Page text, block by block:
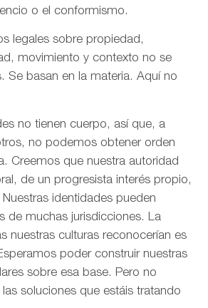
o el conformismo.
legales sobre propiedad,
movimiento y contexto no se
Se basan en la materia. Aquí no
no tienen cuerpo, así que, a
no podemos obtener orden
Creemos que nuestra autoridad
de un progresista interés propio,
identidades pueden
de muchas jurisdicciones. La
nuestras culturas reconocerían es
poder construir nuestras
sobre esa base. Pero no
soluciones que estáis tratando